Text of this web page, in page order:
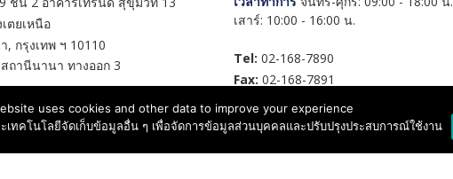
ตยเหนือ
, กรุงเทพ ฯ 10110
สถานีนานา ทางออก 3
เสาร์: 10:00 - 16:00 น.
Tel: 02-168-7890
Fax: 02-168-7891
info@brit-ed.com
Line ID:@brit-ed
uses cookies and other data to improve your experience
ะเทคโนโลยีจัดเก็บข้อมูลอื่น ๆ เพื่อจัดการข้อมูลส่วนบุคคลและปรับปรุงประสบการณ์ใช้งาน